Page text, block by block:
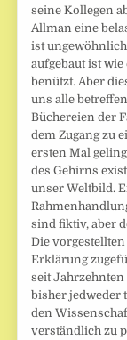
seine Kollegen
Allman eine
ist
aufgebaut ist
benützt. Aber
uns alle
Büchereien der
dem Zugang zu
ersten Mal
des Gehirns
unser Weltbild.
sind fiktiv, aber
Die
Erklärung
seit Jahrzehnten
bisher jedweder
den
verständlich zu